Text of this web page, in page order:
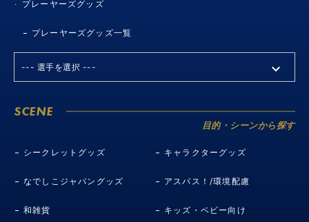
プレーヤーズグッズ
プレーヤーズグッズ一覧
SCENE
目的・シーンから探す
シークレットグッズ キャラクターグッズ
なでしこジャパングッズ アスパス！/環境配慮
和雑貨 キッズ・ベビー向け